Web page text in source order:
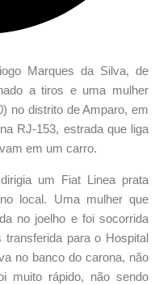
Marques da Silva, de
a tiros e uma mulher
no distrito de Amparo, em
RJ-153, estrada que liga
em um carro.
um Fiat Linea prata
local. Uma mulher que
no joelho e foi socorrida
para o Hospital
no banco do carona, não
muito rápido, não sendo